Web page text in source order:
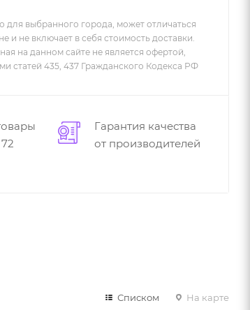
для выбранного города, может отличаться
и не включает в себя стоимость доставки.
на данном сайте не является офертой,
статей 435, 437 Гражданского Кодекса РФ
Гарантия качества
от производителей
Списком На карте